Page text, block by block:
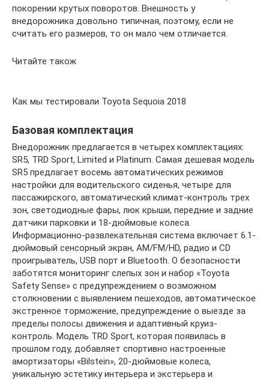
покорении крутых поворотов. Внешность у
внедорожника довольно типичная, поэтому, если не
считать его размеров, то он мало чем отличается.
Читайте також
Как мы тестировали Toyota Sequoia 2018
Базовая комплектация
Внедорожник предлагается в четырех комплектациях:
SR5, TRD Sport, Limited и Platinum. Самая дешевая модель
SR5 предлагает восемь автоматических режимов
настройки для водительского сиденья, четыре для
пассажирского, автоматический климат-контроль трех
зон, светодиодные фары, люк крыши, передние и задние
датчики парковки и 18-дюймовые колеса.
Информационно-развлекательная система включает 6.1-
дюймовый сенсорный экран, AM/FM/HD, радио и CD
проигрыватель, USB порт и Bluetooth. О безопасности
заботятся мониторинг слепых зон и набор «Toyota
Safety Sense» с предупреждением о возможном
столкновении с выявлением пешеходов, автоматическое
экстренное торможение, предупреждение о выезде за
пределы полосы движения и адаптивный круиз-
контроль. Модель TRD Sport, которая появилась в
прошлом году, добавляет спортивно настроенные
амортизаторы «Bilstein», 20-дюймовые колеса,
уникальную эстетику интерьера и экстерьера и